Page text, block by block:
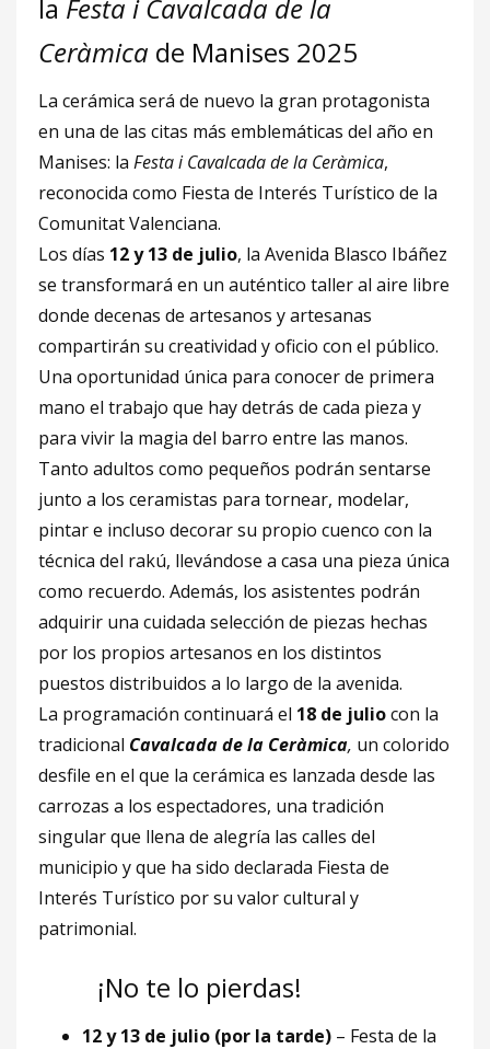
la Festa i Cavalcada de la
Ceràmica de Manises 2025
La cerámica será de nuevo la gran protagonista
en una de las citas más emblemáticas del año en
Manises: la Festa i Cavalcada de la Ceràmica,
reconocida como Fiesta de Interés Turístico de la
Comunitat Valenciana.
Los días 12 y 13 de julio, la Avenida Blasco Ibáñez
se transformará en un auténtico taller al aire libre
donde decenas de artesanos y artesanas
compartirán su creatividad y oficio con el público.
Una oportunidad única para conocer de primera
mano el trabajo que hay detrás de cada pieza y
para vivir la magia del barro entre las manos.
Tanto adultos como pequeños podrán sentarse
junto a los ceramistas para tornear, modelar,
pintar e incluso decorar su propio cuenco con la
técnica del rakú, llevándose a casa una pieza única
como recuerdo. Además, los asistentes podrán
adquirir una cuidada selección de piezas hechas
por los propios artesanos en los distintos
puestos distribuidos a lo largo de la avenida.
La programación continuará el 18 de juliocon la
tradicional Cavalcada de la Ceràmica, un colorido
desfile en el que la cerámica es lanzada desde las
carrozas a los espectadores, una tradición
singular que llena de alegría las calles del
municipio y que ha sido declarada Fiesta de
Interés Turístico por su valor cultural y
patrimonial.
️ ¡No te lo pierdas!
12 y 13 de julio (por la tarde) – Festa de la